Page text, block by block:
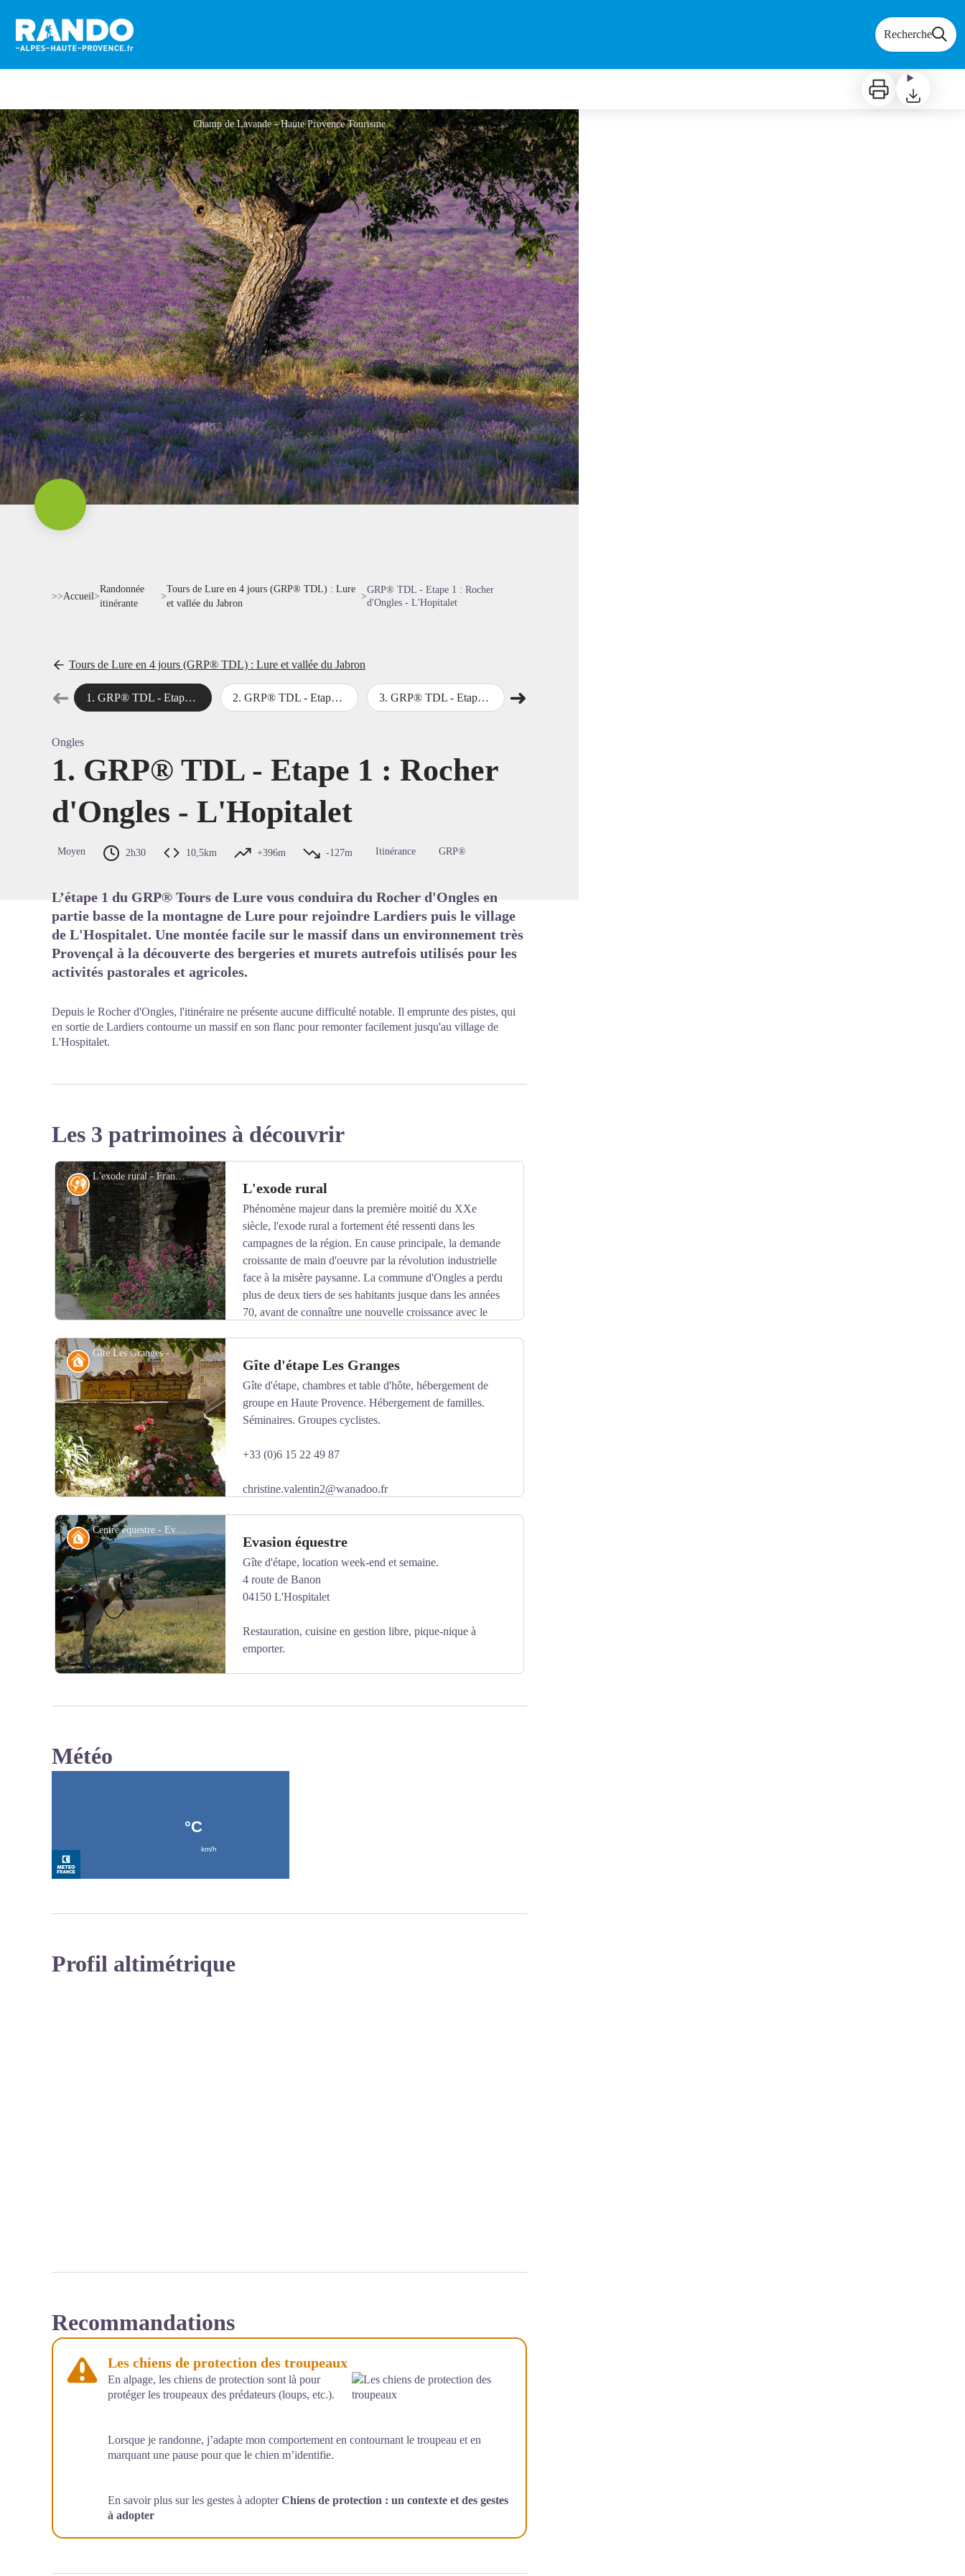
Recherche
Imprimer Télécharger
Champ de Lavande - Haute Provence Tourisme
Voir l'image en plein écran
>>Accueil>
Randonnée
itinérante
>
Tours de Lure en 4 jours (GRP® TDL) : Lure
et vallée du Jabron
>
GRP® TDL - Etape 1 : Rocher
d'Ongles - L'Hopitalet
Tours de Lure en 4 jours (GRP® TDL) : Lure et vallée du Jabron
➜Étape précédente
1 . GRP® TDL - Etape 1 : Rocher d'Ongles - L'Hopitalet 2.GRP® TDL - Etape 2 : L'Hopitalet - St Vincent sur Jabron 3.GRP® TDL - Etape 3 : St Vincent sur Jabron - Station de Lure ➜Étape suivante
Ongles
1. GRP® TDL - Etape 1 : Rocher
d'Ongles - L'Hopitalet
Moyen 2h30 10,5km +396m -127m Itinérance GRP®
L’étape 1 du GRP® Tours de Lure vous conduira du Rocher d'Ongles en
partie basse de la montagne de Lure pour rejoindre Lardiers puis le village
de L'Hospitalet. Une montée facile sur le massif dans un environnement très
Provençal à la découverte des bergeries et murets autrefois utilisés pour les
activités pastorales et agricoles.
Depuis le Rocher d'Ongles, l'itinéraire ne présente aucune difficulté notable. Il emprunte des pistes, qui
en sortie de Lardiers contourne un massif en son flanc pour remonter facilement jusqu'au village de
L'Hospitalet.
Les 3 patrimoines à découvrir
L'exode rural - Francesca Jeanparis - CCPFML
Voir l'image en plein écran
Histoire L'exode rural
Phénomène majeur dans la première moitié du XXe
siècle, l'exode rural a fortement été ressenti dans les
campagnes de la région. En cause principale, la demande
croissante de main d'oeuvre par la révolution industrielle
face à la misère paysanne. La commune d'Ongles a perdu
plus de deux tiers de ses habitants jusque dans les années
70, avant de connaître une nouvelle croissance avec le
Gîte Les Granges - Christine Valentin
Voir l'image en plein écran
Refuge Gîte d'étape Les Granges
Gîte d'étape, chambres et table d'hôte, hébergement de
groupe en Haute Provence. Hébergement de familles.
Séminaires. Groupes cyclistes.
+33 (0)6 15 22 49 87
christine.valentin2@wanadoo.fr
Site internet
Centre équestre - Evasion équestre
Refuge Evasion équestre
Gîte d'étape, location week-end et semaine.
4 route de Banon
04150 L'Hospitalet
Restauration, cuisine en gestion libre, pique-nique à
emporter.
nicodada@hotmail.fr
Météo
Profil altimétrique
Recommandations
Les chiens de protection des troupeaux
En alpage, les chiens de protection sont là pour
protéger les troupeaux des prédateurs (loups, etc.).
Lorsque je randonne, j’adapte mon comportement en contournant le troupeau et en
marquant une pause pour que le chien m’identifie.
En savoir plus sur les gestes à adopterChiens de protection : un contexte et des gestes
à adopter